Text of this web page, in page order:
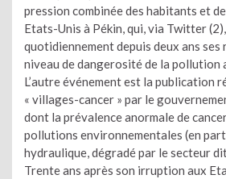
pression combinée des habitants et de
Etats-Unis à Pékin, qui, via Twitter
quotidiennement depuis deux ans
niveau de dangerosité de la pollution
L’autre événement est la publication
« villages-cancer » par le
dont la prévalence anormale de
pollutions environnementales (en
hydraulique, dégradé par le secteur
Trente ans après son irruption aux